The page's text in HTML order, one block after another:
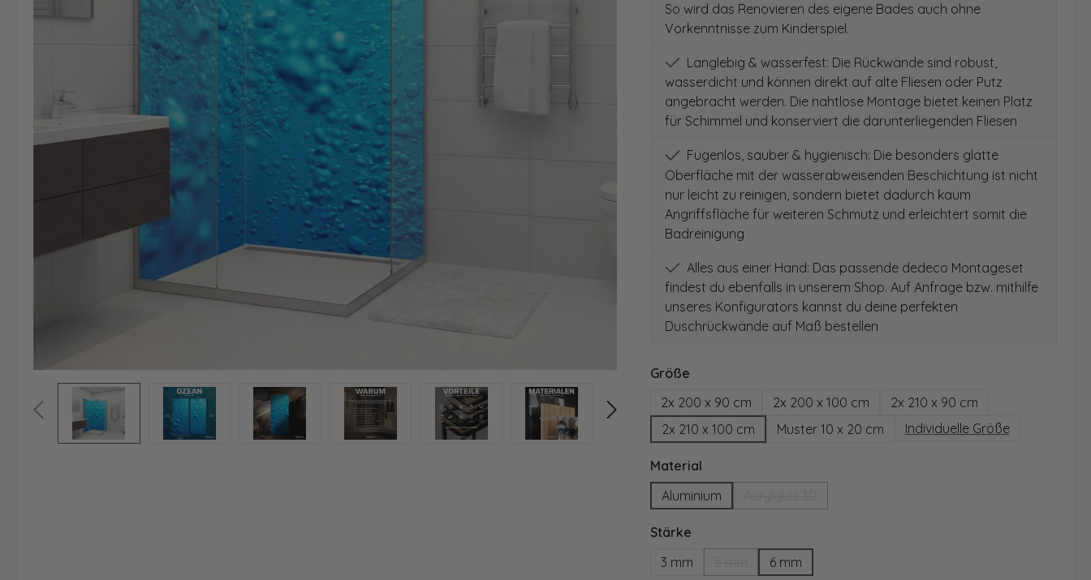
So wird das Renovieren des eigene Bades auch ohne
Vorkenntnisse zum Kinderspiel.
Langlebig & wasserfest: Die Rückwände sind robust,
wasserdicht und können direkt auf alte Fliesen oder Putz
angebracht werden. Die nahtlose Montage bietet keinen Platz
für Schimmel und konserviert die darunterliegenden Fliesen
Fugenlos, sauber & hygienisch: Die besonders glatte
Oberfläche mit der wasserabweisenden Beschichtung ist nicht
nur leicht zu reinigen, sondern bietet dadurch kaum
Angriffsfläche für weiteren Schmutz und erleichtert somit die
Badreinigung
Alles aus einer Hand: Das passende dedeco Montageset
findest du ebenfalls in unserem Shop. Auf Anfrage bzw. mithilfe
unseres Konfigurators kannst du deine perfekten
Duschrückwände auf Maß bestellen
Größeauswählen
2x 200 x 90 cm
2x 200 x 100 cm
2x 210 x 90 cm
2x 210 x 100 cm
Muster 10 x 20 cm Individuelle Größe
Materialauswählen
Aluminium
Stärkeauswählen
3 mm
(Diese Option ist zurzeit nicht verfügbar.)
6 mm